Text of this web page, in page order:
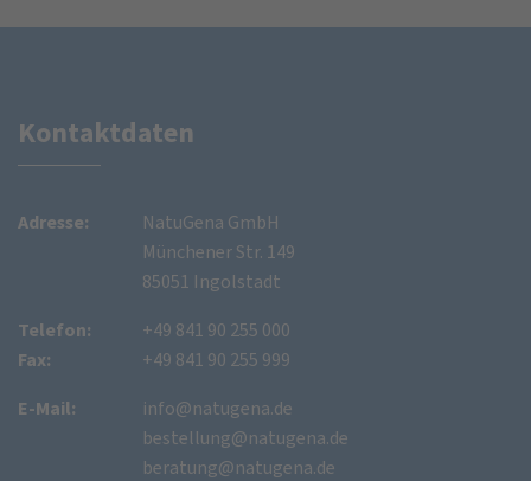
Kontaktdaten
Adresse:
NatuGena GmbH
Münchener Str. 149
85051 Ingolstadt
Telefon:
Fax:
+49 841 90 255 000
+49 841 90 255 999
E-Mail:
info@natugena.de
bestellung@natugena.de
beratung@natugena.de